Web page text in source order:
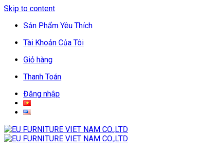
Skip to content
Sản Phẩm Yêu Thích
Tài Khoản Của Tôi
Giỏ hàng
Thanh Toán
Đăng nhập